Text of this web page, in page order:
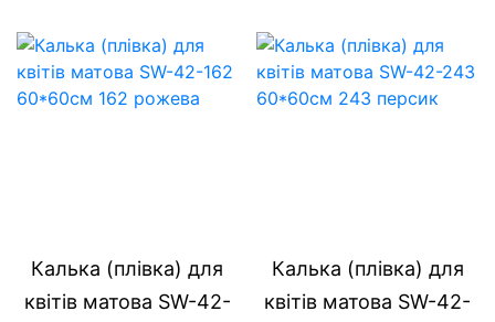
Калька (плівка) для
квітів матова SW-42-
Калька (плівка) для
квітів матова SW-42-